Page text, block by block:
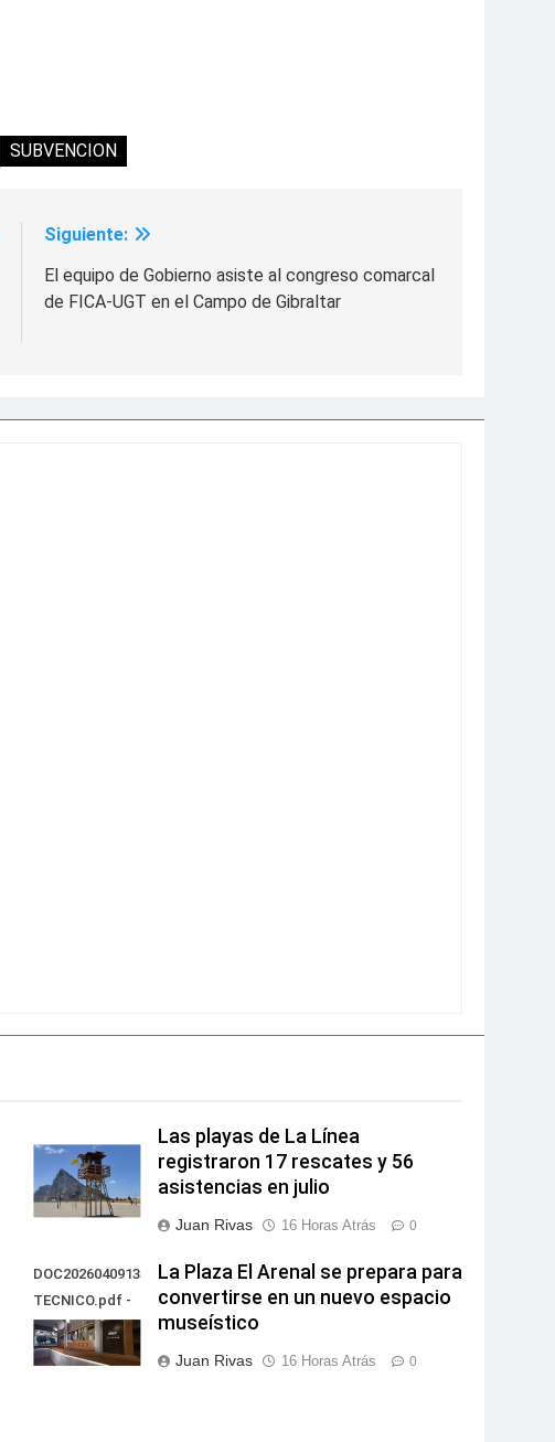
SUBVENCION
Siguiente:
El equipo de Gobierno asiste al congreso comarcal
de FICA-UGT en el Campo de Gibraltar
Las playas de La Línea
registraron 17 rescates y 56
asistencias en julio
Juan Rivas 16 Horas Atrás 0
DOC20260409135851PROYECTO
TECNICO.pdf -
60
La Plaza El Arenal se prepara para
convertirse en un nuevo espacio
museístico
Juan Rivas 16 Horas Atrás 0